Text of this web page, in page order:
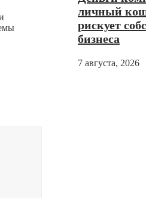
личный
рискует
бизнеса
7 августа, 2026